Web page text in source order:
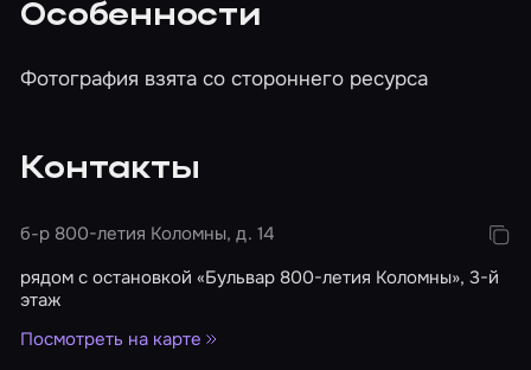
Особенности
Фотография взята со стороннего ресурса
Контакты
б-р 800-летия Коломны, д. 14
рядом с остановкой «Бульвар 800-летия Коломны», 3-й
этаж
Посмотреть на карте